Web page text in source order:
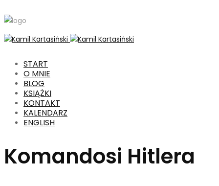
START
O MNIE
BLOG
KSIĄŻKI
KONTAKT
KALENDARZ
ENGLISH
Komandosi Hitlera